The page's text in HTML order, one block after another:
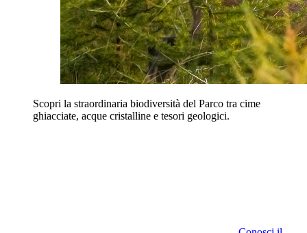
Scopri la straordinaria biodiversità del Parco tra cime
ghiacciate, acque cristalline e tesori geologici.